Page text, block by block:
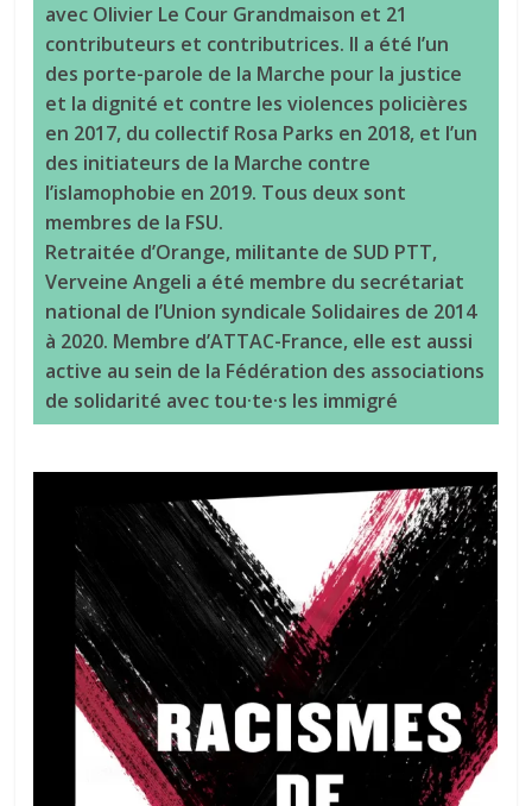
avec Olivier Le Cour Grandmaison et 21
contributeurs et contributrices. Il a été l’un
des porte-parole de la Marche pour la justice
et la dignité et contre les violences policières
en 2017, du collectif Rosa Parks en 2018, et l’un
des initiateurs de la Marche contre
l’islamophobie en 2019. Tous deux sont
membres de la FSU.
Retraitée d’Orange, militante de SUD PTT,
Verveine Angeli a été membre du secrétariat
national de l’Union syndicale Solidaires de 2014
à 2020. Membre d’ATTAC-France, elle est aussi
active au sein de la Fédération des associations
de solidarité avec tou·te·s les immigré